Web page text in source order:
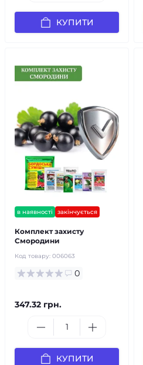
КУПИТИ
в наявності закінчується
Комплект захисту
Смородини
Код товару: 006063
0
347.32 грн.
КУПИТИ